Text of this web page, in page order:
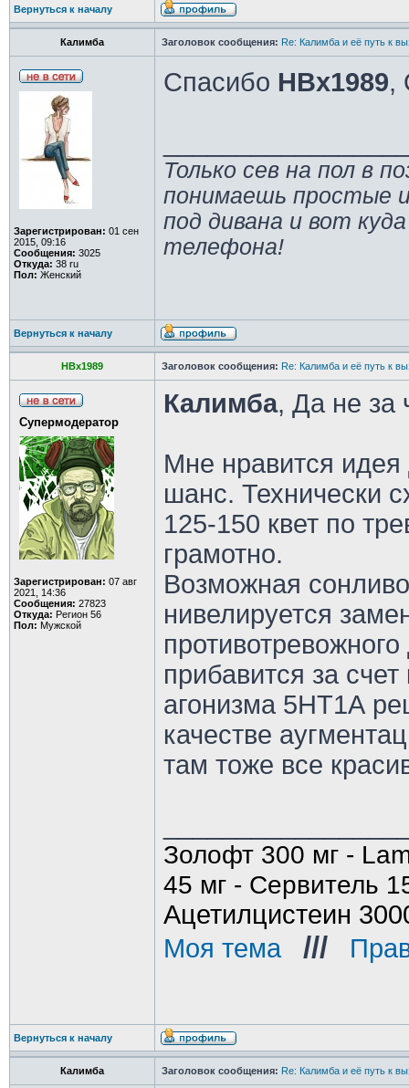
Вернуться к началу
Калимба Заголовок сообщения: Re: Калимба и её путь к
Зарегистрирован: 01 сен
2015, 09:16
Сообщения: 3025
Откуда: 38 ru
Пол: Женский
Спасибо HBx1989,
Только сев на пол в
понимаешь простые
под дивана и вот
телефона!
Вернуться к началу
HBx1989 Заголовок сообщения: Re: Калимба и её путь к
Супермодератор
Зарегистрирован: 07 авг
2021, 14:36
Сообщения: 27823
Откуда: Регион 56
Пол: Мужской
Калимба, Да не за
Мне нравится идея
шанс. Технически
125-150 квет по
грамотно.
Возможная
нивелируется
прибавится за
агонизма 5НТ1А
качестве
там тоже все
Золофт 300 мг -
45 мг - Сервитель
Ацетилцистеин
Моя тема_ ///
Вернуться к началу
Калимба Заголовок сообщения: Re: Калимба и её путь к